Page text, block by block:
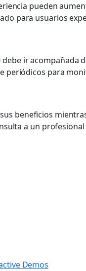
pueden
para usuarios
ir
periódicos para
beneficios
a un
Demos